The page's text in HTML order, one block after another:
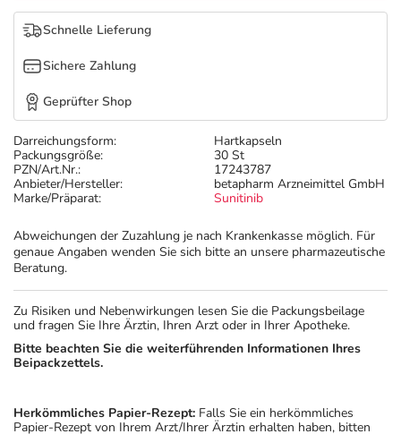
Tierapotheke
Vitamine & Mineralstoffe
Marken
Darreichungsform:
Hartkapseln
Packungsgröße:
30 St
PZN/Art.Nr.:
17243787
Anbieter/Hersteller:
betapharm Arzneimittel GmbH
Marke/Präparat:
Sunitinib
Abweichungen der Zuzahlung je nach Krankenkasse möglich. Für
genaue Angaben wenden Sie sich bitte an unsere pharmazeutische
Beratung.
Schnelle Lieferung
Sichere Zahlung
Geprüfter Shop
Zu Risiken und Nebenwirkungen lesen Sie die Packungsbeilage
und fragen Sie Ihre Ärztin, Ihren Arzt oder in Ihrer Apotheke.
Bitte beachten Sie die weiterführenden Informationen Ihres
Beipackzettels.
Herkömmliches Papier-Rezept: Falls Sie ein herkömmliches
Papier-Rezept von Ihrem Arzt/Ihrer Ärztin erhalten haben, bitten